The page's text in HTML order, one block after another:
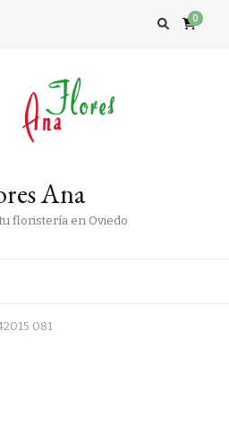
0
Ana
floristería en Oviedo
081